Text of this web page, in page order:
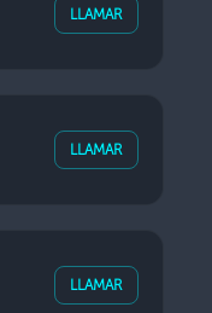
LLAMAR
LLAMAR
LLAMAR